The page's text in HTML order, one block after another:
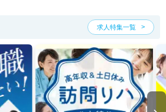
求人特集一覧